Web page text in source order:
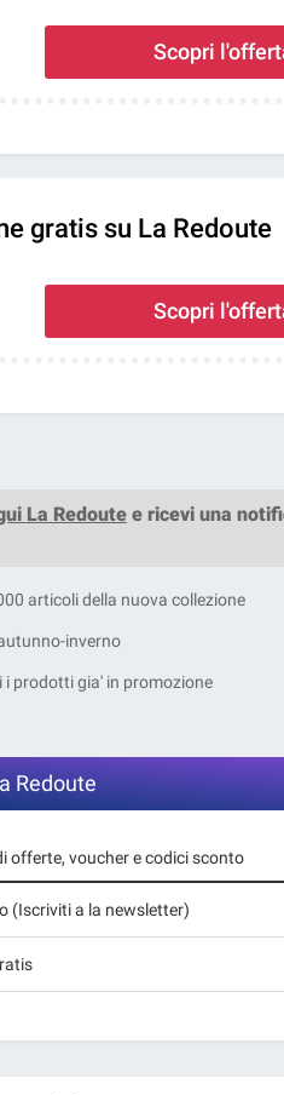
Scopri
gratis su La Redoute
Scopri
La Redoute e ricevi una
articoli della nuova collezione
inverno
prodotti gia' in promozione
Redoute
offerte, voucher e codici sconto
(Iscriviti a la newsletter)